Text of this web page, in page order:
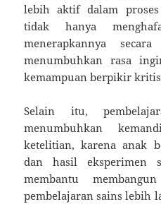
lebih aktif dalam
tidak hanya
menerapkannya
menumbuhkan rasa
kemampuan berpikir
Selain itu,
menumbuhkan
ketelitian, karena anak
dan hasil eksperimen
membantu
pembelajaran sains lebih